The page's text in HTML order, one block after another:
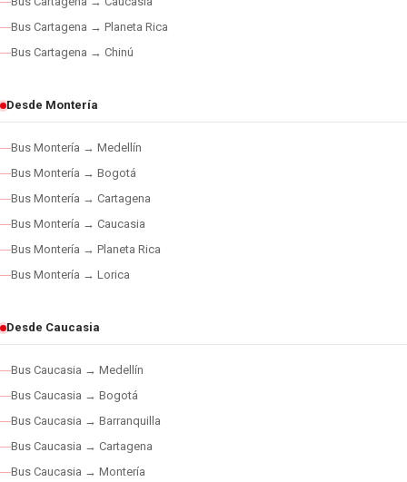
Bus Cartagena → Planeta Rica
Bus Cartagena → Chinú
Desde Montería
Bus Montería → Medellín
Bus Montería → Bogotá
Bus Montería → Cartagena
Bus Montería → Caucasia
Bus Montería → Planeta Rica
Bus Montería → Lorica
Desde Caucasia
Bus Caucasia → Medellín
Bus Caucasia → Bogotá
Bus Caucasia → Barranquilla
Bus Caucasia → Cartagena
Bus Caucasia → Montería